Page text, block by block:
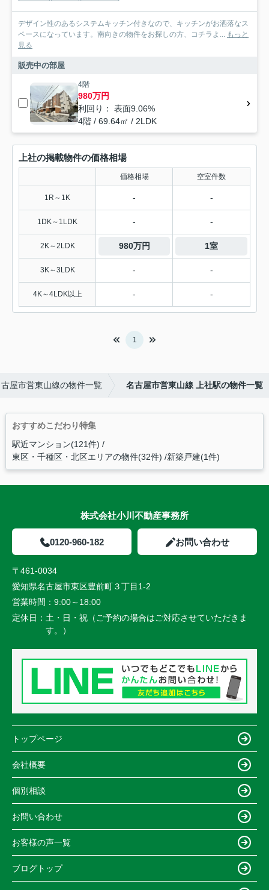
デザイン性のあるシステムキッチン付きなので、キッチンがお洒落なス
ペースになっています。南向きの物件をお探しの方、コチラよ... もっと
見る
販売中の部屋
4階
980万円
利回り： 表面9.06%
4階 / 69.64㎡ / 2LDK
上社の掲載物件の価格相場
価格相場 空室件数
1R～1K - -
1DK～1LDK - -
2K～2LDK 980万円 1室
3K～3LDK - -
4K～4LDK以上 - -
1
屋市営東山線の物件一覧 名古屋市営東山線 上社駅の物件一覧
おすすめこだわり特集
駅近マンション(121件)
東区・千種区・北区エリアの物件(32件) 新築戸建(1件)
株式会社小川不動産事務所
0120-960-182 お問い合わせ
〒461-0034
愛知県名古屋市東区豊前町３丁目1-2
営業時間： 9:00～18:00
定休日： 土・日・祝（ご予約の場合はご対応させていただきま
す。）
トップページ
会社概要
個別相談
お問い合わせ
お客様の声一覧
ブログトップ